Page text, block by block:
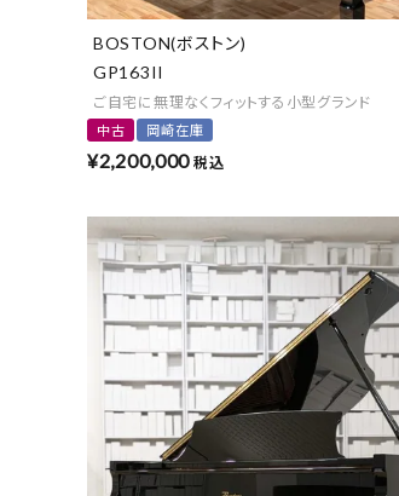
BOSTON(ボストン)
GP163II
ご自宅に無理なくフィットする小型グランド
中古 岡崎在庫
¥2,200,000 税込